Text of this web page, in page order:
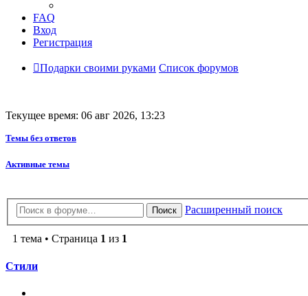
FAQ
Вход
Регистрация
Подарки своими руками Список форумов
Текущее время: 06 авг 2026, 13:23
Темы без ответов
Активные темы
Поиск Расширенный поиск
1 тема • Страница 1 из 1
Стили